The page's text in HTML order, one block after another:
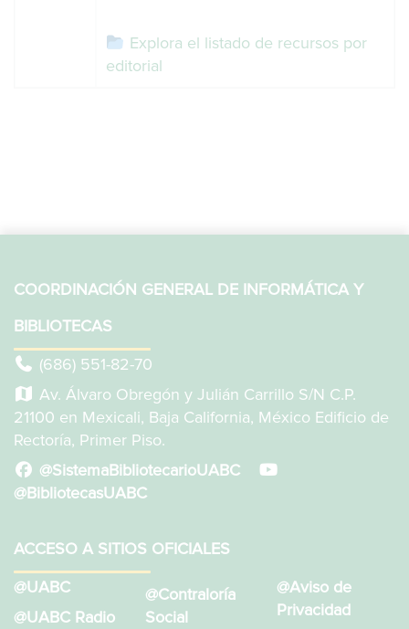
Explora el listado de recursos por
editorial
COORDINACIÓN GENERAL DE INFORMÁTICA Y
BIBLIOTECAS
(686) 551-82-70
Av. Álvaro Obregón y Julián Carrillo S/N C.P.
21100 en Mexicali, Baja California, México Edificio de
Rectoría, Primer Piso.
@SistemaBibliotecarioUABC
@BibliotecasUABC
ACCESO A SITIOS OFICIALES
@UABC
@UABC Radio
@Contraloría
Social
@Aviso de
Privacidad